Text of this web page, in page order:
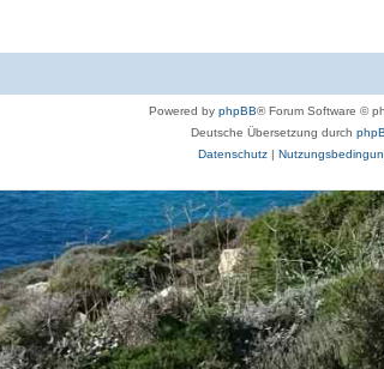
Powered by phpBB® Forum Software ©
Deutsche Übersetzung durch
Datenschutz|